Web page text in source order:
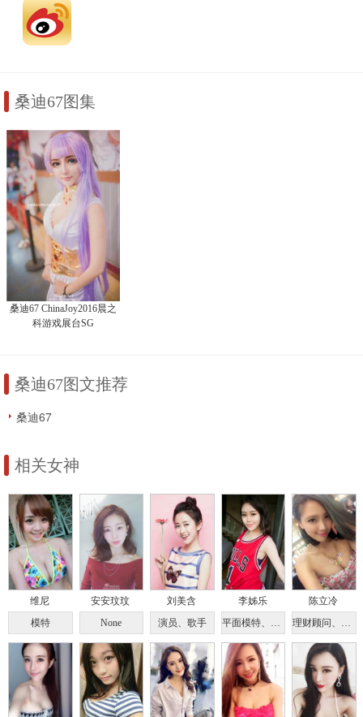
桑迪67图集
桑迪67 ChinaJoy2016晨之
科游戏展台SG
桑迪67图文推荐
桑迪67
相关女神
维尼
模特
安安玟玟
None
刘美含
演员、歌手
李姊乐
平面模特、学生
陈立冷
理财顾问、模特